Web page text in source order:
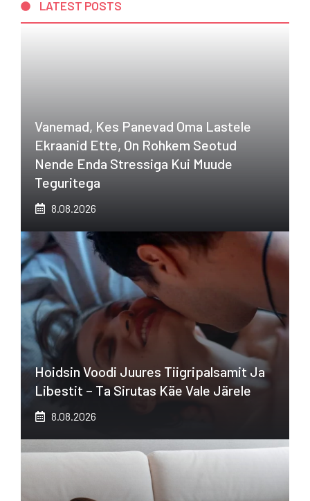
LATEST POSTS
Vanemad, Kes Panevad Oma Lastele
Ekraanid Ette, On Rohkem Seotud
Nende Enda Stressiga Kui Muude
Teguritega
8.08.2026
Hoidsin Voodi Juures Tiigripalsamit Ja
Libestit – Ta Sirutas Käe Vale Järele
8.08.2026